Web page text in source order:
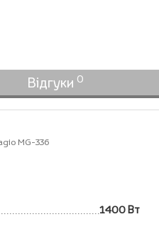
Відгуки 0
МG-336
1400 Вт